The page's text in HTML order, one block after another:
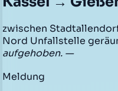
zwischen
Nord Unfallstelle
aufgehoben. —
Meldung